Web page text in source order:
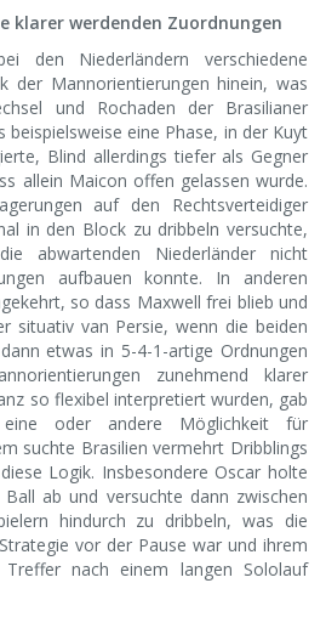
klarer werdenden Zuordnungen
den Niederländern verschiedene
der Mannorientierungen hinein, was
und Rochaden der Brasilianer
beispielsweise eine Phase, in der Kuyt
Blind allerdings tiefer als Gegner
allein Maicon offen gelassen wurde.
auf den Rechtsverteidiger
in den Block zu dribbeln versuchte,
abwartenden Niederländer nicht
aufbauen konnte. In anderen
so dass Maxwell frei blieb und
situativ van Persie, wenn die beiden
etwas in 5-4-1-artige Ordnungen
zunehmend klarer
so flexibel interpretiert wurden, gab
oder andere Möglichkeit für
suchte Brasilien vermehrt Dribblings
Logik. Insbesondere Oscar holte
ab und versuchte dann zwischen
hindurch zu dribbeln, was die
vor der Pause war und ihrem
nach einem langen Sololauf